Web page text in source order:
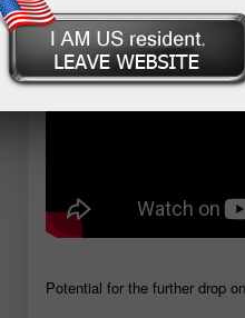
Potential for the further drop